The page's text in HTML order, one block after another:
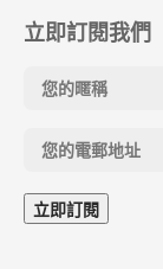
立即訂閱我們